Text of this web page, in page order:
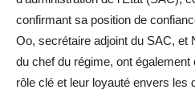
confirmant sa position de
Oo, secrétaire adjoint du SAC, et
du chef du régime, ont
rôle clé et leur loyauté envers les